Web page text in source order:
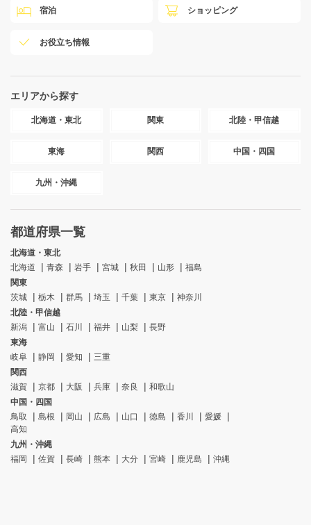
宿泊 ショッピング
お役立ち情報
エリアから探す
北海道・東北 関東 北陸・甲信越
東海 関西 中国・四国
九州・沖縄
都道府県一覧
北海道・東北
北海道
青森 岩手 宮城 秋田 山形
福島
関東
茨城
栃木 群馬 埼玉 千葉 東京
神奈川
北陸・甲信越
新潟
富山 石川 福井 山梨
長野
東海
岐阜
静岡 愛知
三重
関西
滋賀
京都 大阪 兵庫 奈良
和歌山
中国・四国
鳥取
島根 岡山 広島 山口 徳島 香川
愛媛
高知
九州・沖縄
福岡
佐賀 長崎 熊本 大分 宮崎 鹿児島 沖縄